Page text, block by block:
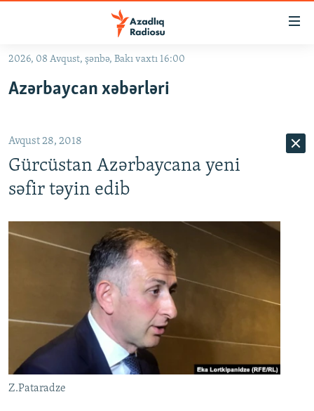
Əsas
qayıt
qayıt
Axtarışa
#ƏSLINDƏ
QANUNI DOĞRU
MULTIMEDIA
İNFOQRAFIKA
KARIKATURA
AZƏRBAYCAN ƏDƏBIYYATI KITABXANASI
İSLAM VƏ DEMOKRATIYA
MISSIYAMIZ
PEŞƏ ETIKASI VƏ JURNALISTIKA STANDARTLARIMIZ
2026, 08 Avqust, şənbə, Bakı vaxtı 16:00
Azərbaycan xəbərləri
Avqust 28, 2018
Gürcüstan Azərbaycana yeni
səfir təyin edib
Z.Pataradze